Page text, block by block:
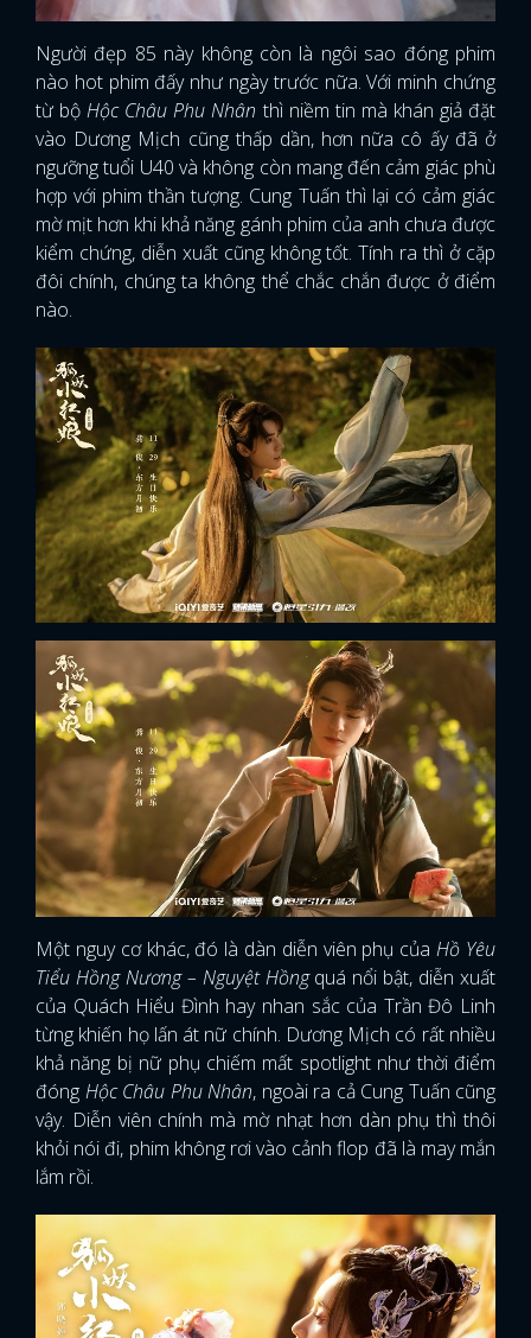
Người đẹp 85 này không còn là ngôi sao đóng phim
nào hot phim đấy như ngày trước nữa. Với minh chứng
từ bộHộc Châu Phu Nhân thì niềm tin mà khán giả đặt
vào Dương Mịch cũng thấp dần, hơn nữa cô ấy đã ở
ngưỡng tuổi U40 và không còn mang đến cảm giác phù
hợp với phim thần tượng. Cung Tuấn thì lại có cảm giác
mờ mịt hơn khi khả năng gánh phim của anh chưa được
kiểm chứng, diễn xuất cũng không tốt. Tính ra thì ở cặp
đôi chính, chúng ta không thể chắc chắn được ở điểm
nào.
Một nguy cơ khác, đó là dàn diễn viên phụ củaHồ Yêu
Tiểu Hồng Nương – Nguyệt Hồngquá nổi bật, diễn xuất
của Quách Hiểu Đình hay nhan sắc của Trần Đô Linh
từng khiến họ lấn át nữ chính. Dương Mịch có rất nhiều
khả năng bị nữ phụ chiếm mất spotlight như thời điểm
đóng Hộc Châu Phu Nhân, ngoài ra cả Cung Tuấn cũng
vậy. Diễn viên chính mà mờ nhạt hơn dàn phụ thì thôi
khỏi nói đi, phim không rơi vào cảnh flop đã là may mắn
lắm rồi.